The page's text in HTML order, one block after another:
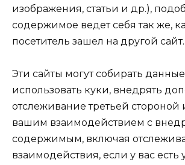
изображения, статьи и др.),
содержимое ведет себя так же,
посетитель зашел на другой сайт.
Эти сайты могут собирать данные
использовать куки, внедрять
отслеживание третьей стороной
вашим взаимодействием с
содержимым, включая
взаимодействия, если у вас есть